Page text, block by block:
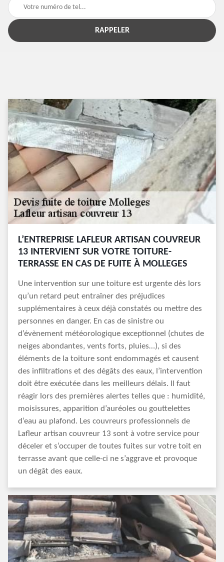
L’ENTREPRISE LAFLEUR ARTISAN COUVREUR
13 INTERVIENT SUR VOTRE TOITURE-
TERRASSE EN CAS DE FUITE À MOLLEGES
Une intervention sur une toiture est urgente dès lors
qu’un retard peut entraîner des préjudices
supplémentaires à ceux déjà constatés ou mettre des
personnes en danger. En cas de sinistre ou
d’évènement météorologique exceptionnel (chutes de
neiges abondantes, vents forts, pluies…), si des
éléments de la toiture sont endommagés et causent
des infiltrations et des dégâts des eaux, l’intervention
doit être exécutée dans les meilleurs délais. Il faut
réagir lors des premières alertes telles que : humidité,
moisissures, apparition d’auréoles ou gouttelettes
d’eau au plafond. Les couvreurs professionnels de
Lafleur artisan couvreur 13 sont à votre service pour
déceler et s’occuper de toutes fuites sur votre toit en
terrasse avant que celle-ci ne s’aggrave et provoque
un dégât des eaux.